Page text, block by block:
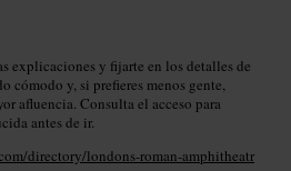
explicaciones y fijarte en los detalles de
cómodo y, si prefieres menos gente,
afluencia. Consulta el acceso para
antes de ir.
directory/londons-roman-amphitheatr